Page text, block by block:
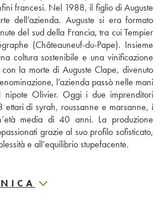
francesi. Nel 1988, il figlio di Auguste
dell’azienda. Auguste si era formato
del sud della Francia, tra cui Tempier
(Châteauneuf-du-Pape). Insieme
coltura sostenibile e una vinificazione
la morte di Auguste Clape, divenuto
l’azienda passò nelle mani
Olivier. Oggi i due imprenditori
ettari di syrah, roussanne e marsanne, i
media di 40 anni. La produzione
grazie al suo profilo sofisticato,
e all’equilibrio stupefacente.